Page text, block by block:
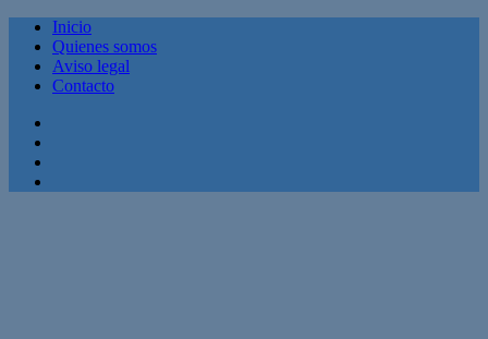
Inicio
Quienes somos
Aviso legal
Contacto